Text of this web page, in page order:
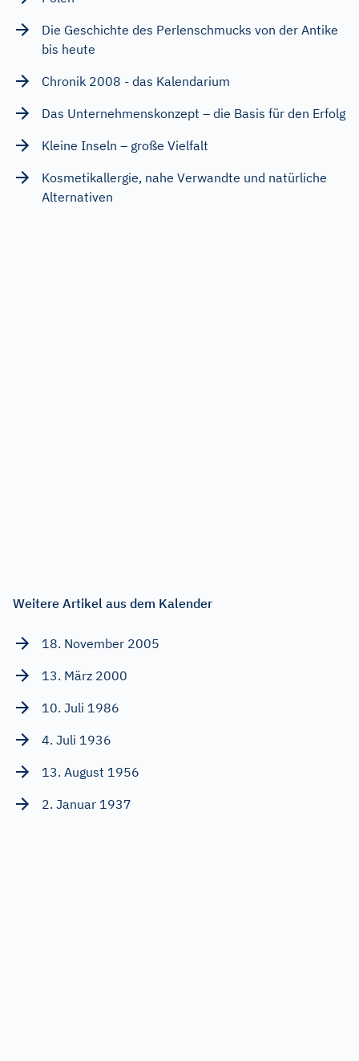
Die Geschichte des Perlenschmucks von der Antike
bis heute
Chronik 2008 - das Kalendarium
Das Unternehmenskonzept – die Basis für den Erfolg
Kleine Inseln – große Vielfalt
Kosmetikallergie, nahe Verwandte und natürliche
Alternativen
Weitere Artikel aus dem Kalender
18. November 2005
13. März 2000
10. Juli 1986
4. Juli 1936
13. August 1956
2. Januar 1937